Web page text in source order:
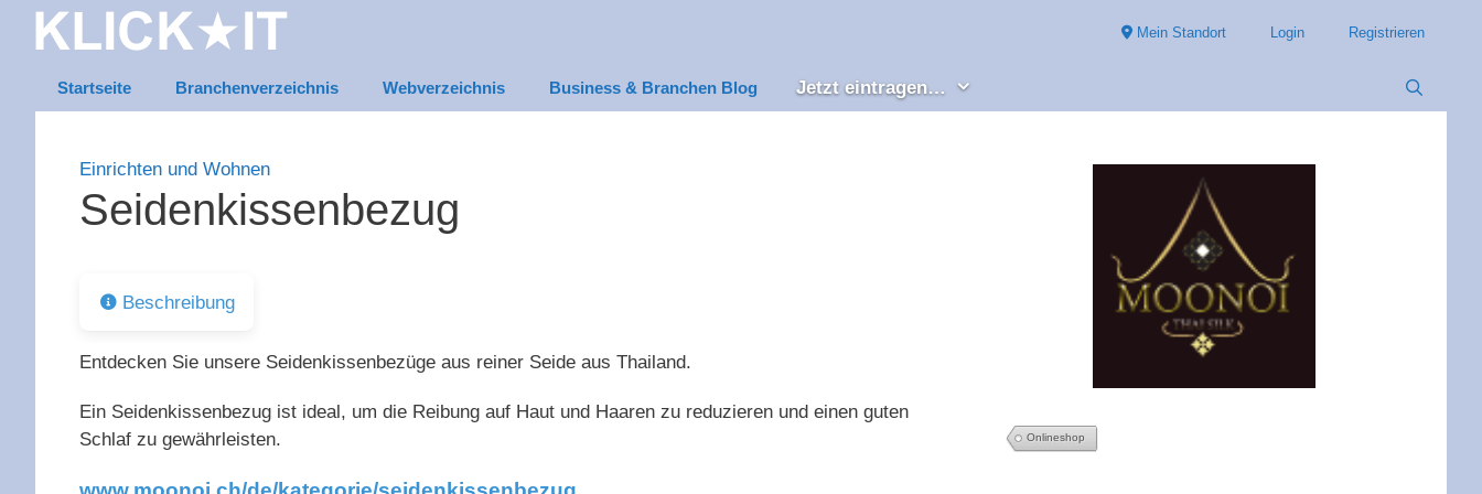
Inhalt
Mein Standort Login Registrieren
Startseite Branchenverzeichnis Webverzeichnis Business & Branchen Blog Jetzt eintragen…
Einrichten und Wohnen
Seidenkissenbezug
Beschreibung
Entdecken Sie unsere Seidenkissenbezüge aus reiner Seide aus Thailand.
Ein Seidenkissenbezug ist ideal, um die Reibung auf Haut und Haaren zu reduzieren und einen guten
Schlaf zu gewährleisten.
Onlineshop